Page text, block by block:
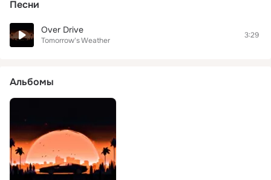
Песни
Over Drive
Tomorrow's Weather
3:29
Альбомы